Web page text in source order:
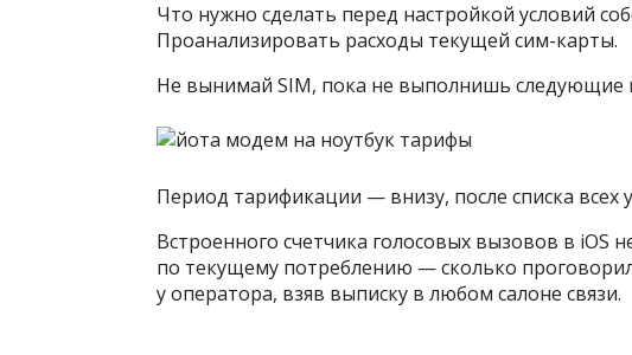
Что нужно сделать перед настройкой условий
Проанализировать расходы текущей сим-карты.
Не вынимай SIM, пока не выполнишь следующие
Период тарификации — внизу, после списка всех
Встроенного счетчика голосовых вызовов в iOS
по текущему потреблению — сколько
у оператора, взяв выписку в любом салоне связи.